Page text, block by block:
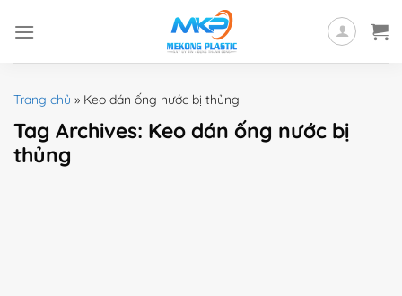
Trang chủ » Keo dán ống nước bị thủng
Tag Archives: Keo dán ống nước bị
thủng